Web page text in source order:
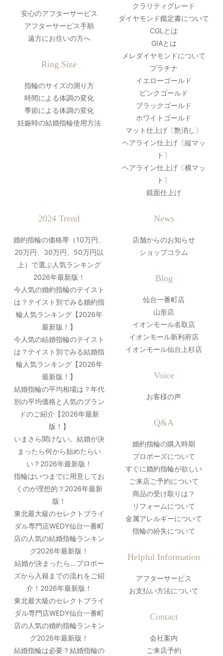
安心のアフターサービス
アフターサービス手順
遠方にお住いの方へ
Ring Size
指輪のサイズの測り方
時間による体調の変化
季節による体調の変化
妊娠時の結婚指輪使用方法
クラリティグレード
ダイヤモンド鑑定書について
CGLとは
GIAとは
メレダイヤモンドについて
プラチナ
イエローゴールド
ピンクゴールド
ブラックゴールド
ホワイトゴールド
マット仕上げ〔艶消し〕
ヘアライン仕上げ〔縦マッ
ト〕
ヘアライン仕上げ〔横マッ
ト〕
鏡面仕上げ
2024 Trend
婚約指輪の価格帯（10万円、
20万円、30万円、50万円以
上）で選ぶ人気ランキング
2026年最新版！
今人気の婚約指輪のテイスト
は？テイスト別でみる婚約指
輪人気ランキング【2026年
最新版！】
今人気の結婚指輪のテイスト
は？テイスト別でみる結婚指
輪人気ランキング【2026年
最新版！】
結婚指輪の平均相場は？年代
別の平均価格と人気のブラン
ドのご紹介【2026年最新
版！】
いまさら聞けない。結婚が決
まったら何から始めたらい
い？2026年最新版！
指輪はいつまでに用意してお
くのが理想的？2026年最新
版！
東北最大級のセレクトブライ
ダル専門店WEDY仙台一番町
店の人気の結婚指輪ランキン
グ2026年最新版！
結婚が決まったら…プロポー
ズから入籍までの流れをご紹
介！2026年最新版！
東北最大級のセレクトブライ
ダル専門店WEDY仙台一番町
店の人気の婚約指輪ランキン
グ2026年最新版！
結婚指輪は必要？結婚指輪の
News
店舗からのお知らせ
ショップコラム
Blog
仙台一番町店
山形店
イオンモール名取店
イオンモール新利府店
イオンモール仙台上杉店
Voice
お客様の声
Q&A
婚約指輪の購入時期
プロポーズについて
すぐに婚約指輪が欲しい
ご来店ご予約について
商品の受け取りは？
リフォームについて
金属アレルギーについて
指輪の紛失について
Helpful Information
アフターサービス
お支払い方法について
Contact
会社案内
ご来店予約